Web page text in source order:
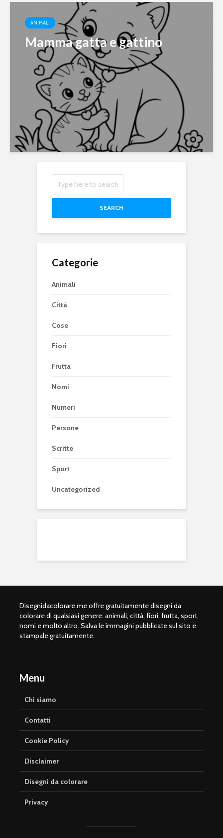
ANIMALI
Mamma gatta e gattino
SEARCH
Categorie
Animali
Città
Cose
Fiori
Frutta
Nomi
Numeri
Persone
Scritte
Sport
Uncategorized
Disegnidacolorare.me offre gratuitamente disegni da
colorare di qualsiasi genere: animali, città, fiori, frutta, sport,
nomi e molto altro. Salva le immagini pubblicate sul sito e
stampale gratuitamente.
Menu
Chi siamo
Contatti
Cookie Policy
Disclaimer
Disegni da colorare
Privacy